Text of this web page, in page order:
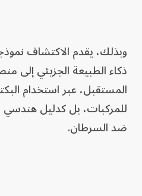
وبذلك، يقدم الاكتشاف
ذكاء الطبيعة الجزيئي إلى
المستقبل، عبر استخدام
للمركبات، بل كدليل
ضد السرطان.